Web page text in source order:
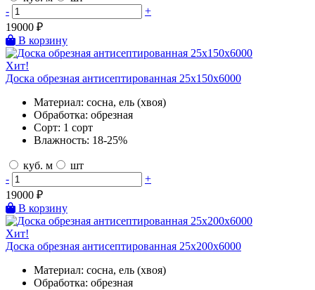
-
+
19000 ₽
В корзину
Хит!
Доска обрезная антисептированная 25х150х6000
Материал: сосна, ель (хвоя)
Обработка: обрезная
Сорт: 1 сорт
Влажность: 18-25%
куб. м
шт
-
+
19000 ₽
В корзину
Хит!
Доска обрезная антисептированная 25х200х6000
Материал: сосна, ель (хвоя)
Обработка: обрезная